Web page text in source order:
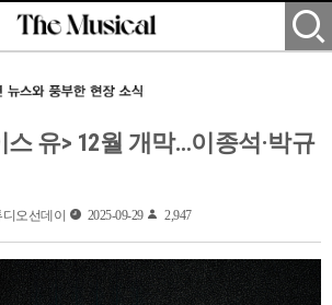
유> 12월 개막…이종석·박규
오선데이 2025-09-29 2,947